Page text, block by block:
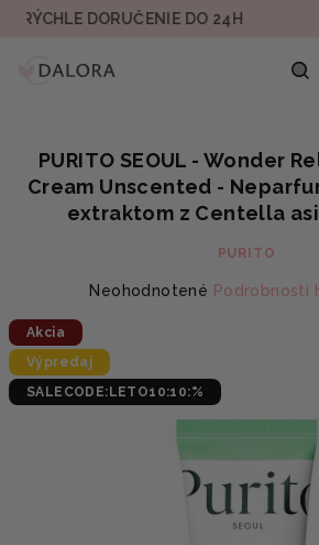
Prejsť
DORUČENIE DO 24H
PURITO SEOUL - Wonder
Cream Unscented -
extraktom z Centella
PURITO
Priemerné
je
0,0
z
Neohodnotené Podrobnosti
Akcia
Výpredaj
SALECODE:LETO10:10:%